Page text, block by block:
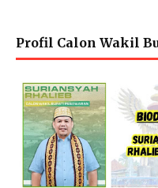
Profil Calon Wakil